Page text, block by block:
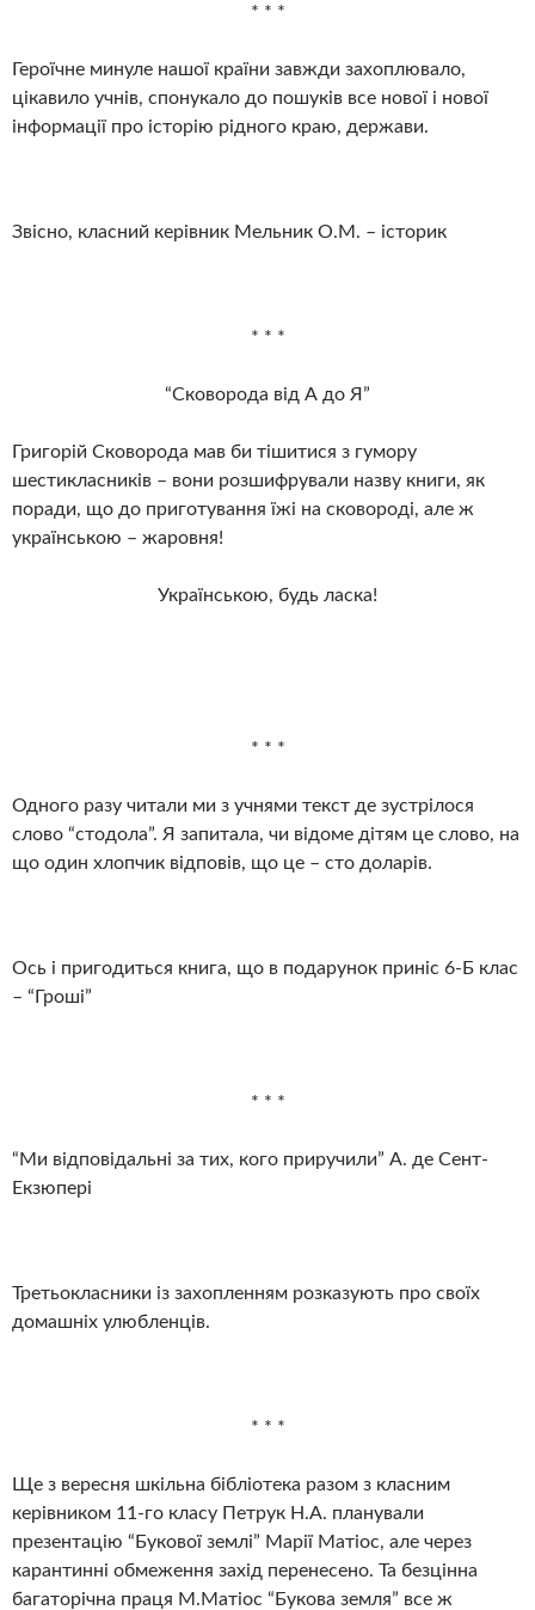
* * *
Героїчне минуле нашої країни завжди захоплювало,
цікавило учнів, спонукало до пошуків все нової і нової
інформації про історію рідного краю, держави.
Звісно, класний керівник Мельник О.М. – історик
* * *
“Сковорода від А до Я”
Григорій Сковорода мав би тішитися з гумору
шестикласників – вони розшифрували назву книги, як
поради, що до приготування їжі на сковороді, але ж
українською – жаровня!
Українською, будь ласка!
* * *
Одного разу читали ми з учнями текст де зустрілося
слово “стодола”. Я запитала, чи відоме дітям це слово, на
що один хлопчик відповів, що це – сто доларів.
Ось і пригодиться книга, що в подарунок приніс 6-Б клас
– “Гроші”
* * *
“Ми відповідальні за тих, кого приручили” А. де Сент-
Екзюпері
Третьокласники із захопленням розказують про своїх
домашніх улюбленців.
* * *
Ще з вересня шкільна бібліотека разом з класним
керівником 11-го класу Петрук Н.А. планували
презентацію “Букової землі” Марії Матіос, але через
карантинні обмеження захід перенесено. Та безцінна
багаторічна праця М.Матіос “Букова земля” все ж